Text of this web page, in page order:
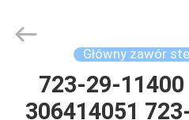
DOM
Machinery
Główny zawór
723-29-
306414051